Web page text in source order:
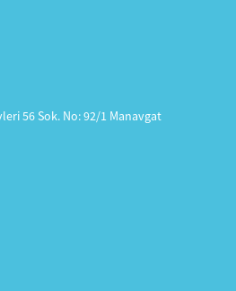
56 Sok. No: 92/1 Manavgat